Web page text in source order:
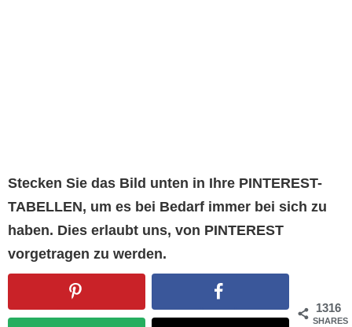
Stecken Sie das Bild unten in Ihre PINTEREST-
TABELLEN, um es bei Bedarf immer bei sich zu
haben. Dies erlaubt uns, von PINTEREST
vorgetragen zu werden.
1316
SHARES